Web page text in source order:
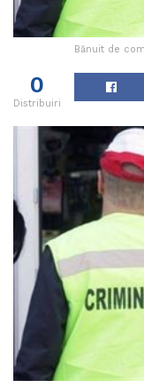
Bănuit de
0
Distribuiri